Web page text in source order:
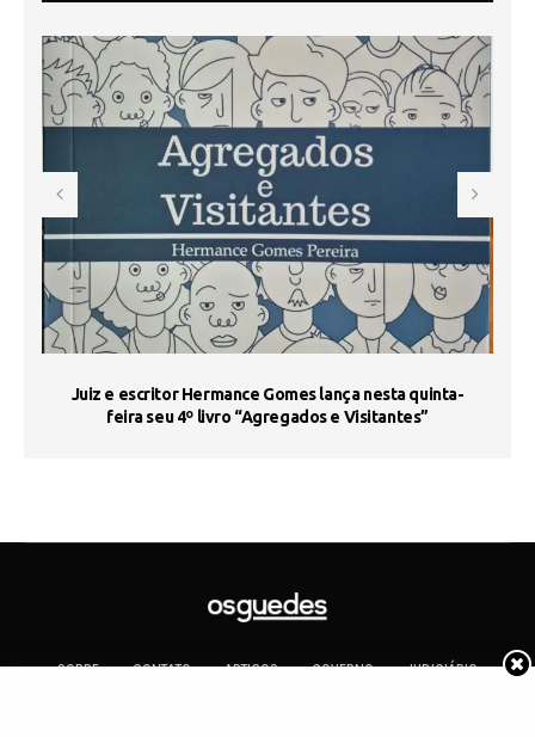
Juiz e escritor Hermance Gomes lança nesta quinta-
feira seu 4º livro “Agregados e Visitantes”
SOBRE CONTATO ARTIGOS GOVERNO
JUDICIÁRIO